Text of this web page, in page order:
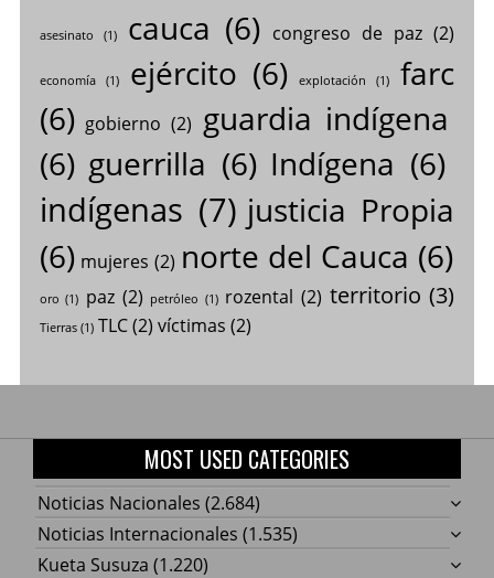
asesinato (1) cauca (6) congreso de paz(2)
economía(1) ejército (6) explotación (1)
farc
(6) gobierno (2) guardia indígena
(6) guerrilla (6) Indígena (6)
indígenas (7) justicia Propia
(6) mujeres (2) norte del Cauca (6)
oro (1) paz (2) petróleo (1) rozental (2) territorio (3)
Tierras(1) TLC(2) víctimas (2)
MOST USED CATEGORIES
Noticias Nacionales (2.684)
Noticias Internacionales (1.535)
Kueta Susuza (1.220)